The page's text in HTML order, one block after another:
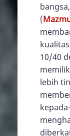
(
10/40
lebih